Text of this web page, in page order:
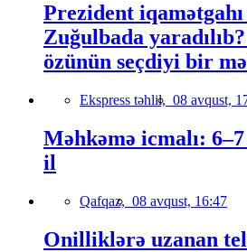
Prezident
Zuğulbada
özünün seçdiyi bir
Ekspress təhlil, 08 avqust,
Məhkəmə icmalı: 6–7
il
Qafqaz, 08 avqust, 16:47
Onilliklərə uzanan